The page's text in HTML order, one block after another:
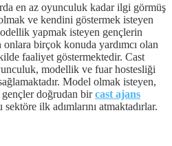
en az oyunculuk kadar ilgi görmüş
ve kendini göstermek isteyen
yapmak isteyen gençlerin
birçok konuda yardımcı olan
faaliyet göstermektedir. Cast
modellik ve fuar hostesliği
Model olmak isteyen,
doğrudan bircast ajans
ilk adımlarını atmaktadırlar.